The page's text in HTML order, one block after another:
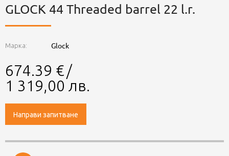
GLOCK 44 Threaded barrel 22 l.r.
Марка: Glock
674.39 € /
1 319,00 лв.
Направи запитване